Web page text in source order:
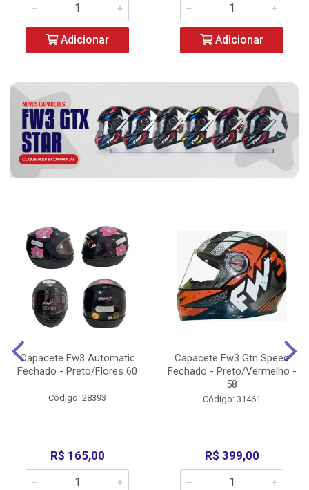
Adicionar Adicionar
Capacete Fw3 Automatic
Fechado - Preto/Flores 60
Código: 28393
R$ 165,00
Capacete Fw3 Gtn Speed
Fechado - Preto/Vermelho -
58
Código: 31461
R$ 399,00